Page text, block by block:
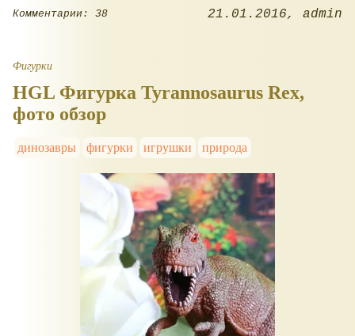
Комментарии: 38 21.01.2016 admin
Фигурки
HGL Фигурка Tyrannosaurus Rex,
фото обзор
динозавры фигурки игрушки природа